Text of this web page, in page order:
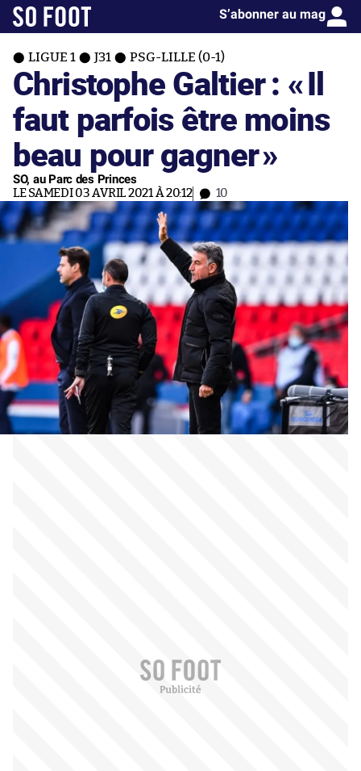
S’abonner au mag
LIGUE 1 J31 PSG-LILLE (0-1)
Christophe Galtier : «Il
faut parfois être moins
beau pour gagner»
SO, au Parc des Princes
LE SAMEDI 03 AVRIL 2021 À 20:12 10